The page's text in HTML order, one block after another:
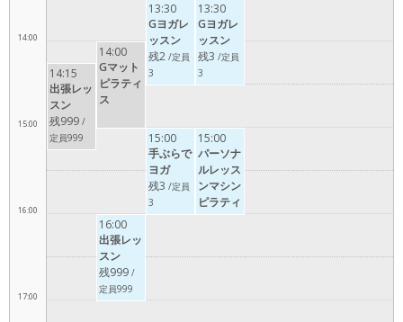
14:00
15:00
16:00
17:00
14:15
出張レッ
スン
残999 /
定員999
14:00
Gマット
ピラティ
ス
16:00
出張レッ
スン
残999 /
定員999
13:30
Gヨガレ
ッスン
残2 /定員
3
15:00
手ぶらで
ヨガ
残3 /定員
3
13:30
Gヨガレ
ッスン
残3 /定員
3
15:00
パーソナ
ルレッス
ンマシン
ピラティ
ス（リフ